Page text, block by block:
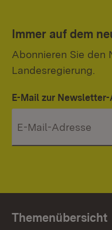
Immer auf dem
Abonnieren Sie den
Landesregierung.
E-Mail zur
Themenübersicht